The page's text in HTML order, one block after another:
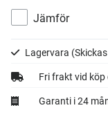
Jämför
Lagervara
Fri frakt vid
Garanti i 24